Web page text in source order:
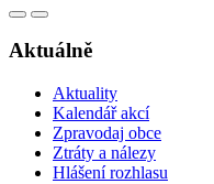
Aktuálně
Aktuality
Kalendář akcí
Zpravodaj obce
Ztráty a nálezy
Hlášení rozhlasu